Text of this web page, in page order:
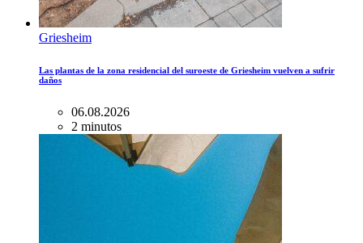
Griesheim
Las plantas de la zona residencial del suroeste de Griesheim vuelven a sufrir
daños
06.08.2026
2 minutos